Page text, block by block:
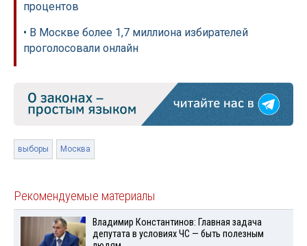
процентов
• В Москве более 1,7 миллиона избирателей
проголосовали онлайн
выборы Москва
Рекомендуемые материалы
Владимир Константинов: Главная задача
депутата в условиях ЧС — быть полезным